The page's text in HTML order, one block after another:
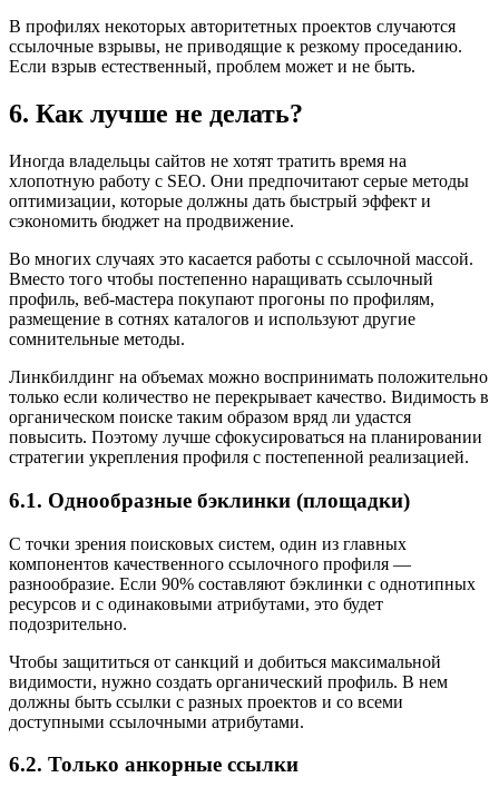
В профилях некоторых авторитетных проектов случаются
ссылочные взрывы, не приводящие к резкому проседанию.
Если взрыв естественный, проблем может и не быть.
6. Как лучше не делать?
Иногда владельцы сайтов не хотят тратить время на
хлопотную работу с SEO. Они предпочитают серые методы
оптимизации, которые должны дать быстрый эффект и
сэкономить бюджет на продвижение.
Во многих случаях это касается работы с ссылочной массой.
Вместо того чтобы постепенно наращивать ссылочный
профиль, веб-мастера покупают прогоны по профилям,
размещение в сотнях каталогов и используют другие
сомнительные методы.
Линкбилдинг на объемах можно воспринимать положительно
только если количество не перекрывает качество. Видимость в
органическом поиске таким образом вряд ли удастся
повысить. Поэтому лучше сфокусироваться на планировании
стратегии укрепления профиля с постепенной реализацией.
6.1. Однообразные бэклинки (площадки)
С точки зрения поисковых систем, один из главных
компонентов качественного ссылочного профиля —
разнообразие. Если 90% составляют бэклинки с однотипных
ресурсов и с одинаковыми атрибутами, это будет
подозрительно.
Чтобы защититься от санкций и добиться максимальной
видимости, нужно создать органический профиль. В нем
должны быть ссылки с разных проектов и со всеми
доступными ссылочными атрибутами.
6.2. Только анкорные ссылки